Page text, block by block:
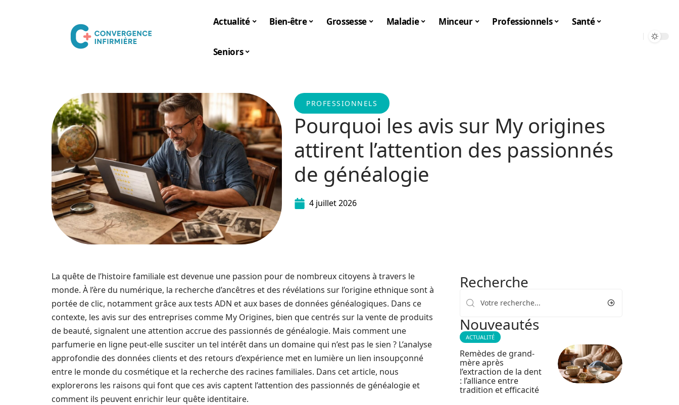
Actualité Bien-être Grossesse Maladie Minceur Professionnels Santé
Seniors
PROFESSIONNELS
Pourquoi les avis sur My origines
attirent l’attention des passionnés
de généalogie
4 juillet 2026
La quête de l’histoire familiale est devenue une passion pour de nombreux citoyens à travers le
monde. À l’ère du numérique, la recherche d’ancêtres et des révélations sur l’origine ethnique sont à
portée de clic, notamment grâce aux tests ADN et aux bases de données généalogiques. Dans ce
contexte, les avis sur des entreprises comme My Origines, bien que centrés sur la vente de produits
de beauté, signalent une attention accrue des passionnés de généalogie. Mais comment une
parfumerie en ligne peut-elle susciter un tel intérêt dans un domaine qui n’est pas le sien ? L’analyse
approfondie des données clients et des retours d’expérience met en lumière un lien insoupçonné
entre le monde du cosmétique et la recherche des racines familiales. Dans cet article, nous
explorerons les raisons qui font que ces avis captent l’attention des passionnés de généalogie et
comment ils peuvent enrichir leur quête identitaire.
Recherche
Nouveautés
ACTUALITÉ
Remèdes de grand-
mère après
l’extraction de la dent
: l’alliance entre
tradition et efficacité